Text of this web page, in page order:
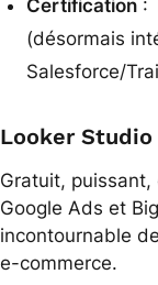
Certification :
(désormais
Salesforce/
Looker Studio
Gratuit,
Google Ads et
incontournable
e-commerce.